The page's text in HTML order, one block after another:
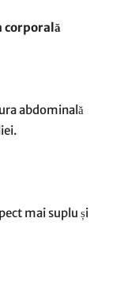
corporală
abdominală
mai suplu și